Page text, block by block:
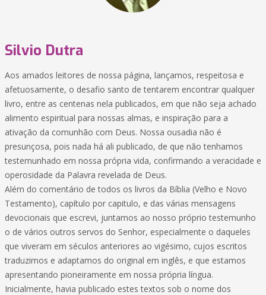
Silvio Dutra
Aos amados leitores de nossa página, lançamos, respeitosa e
afetuosamente, o desafio santo de tentarem encontrar qualquer
livro, entre as centenas nela publicados, em que não seja achado
alimento espiritual para nossas almas, e inspiração para a
ativação da comunhão com Deus. Nossa ousadia não é
presunçosa, pois nada há ali publicado, de que não tenhamos
testemunhado em nossa própria vida, confirmando a veracidade e
operosidade da Palavra revelada de Deus.
Além do comentário de todos os livros da Bíblia (Velho e Novo
Testamento), capítulo por capitulo, e das várias mensagens
devocionais que escrevi, juntamos ao nosso próprio testemunho
o de vários outros servos do Senhor, especialmente o daqueles
que viveram em séculos anteriores ao vigésimo, cujos escritos
traduzimos e adaptamos do original em inglês, e que estamos
apresentando pioneiramente em nossa própria língua.
Inicialmente, havia publicado estes textos sob o nome dos